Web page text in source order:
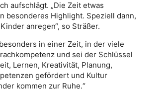
aufschlägt. „Die Zeit etwas
besonderes Highlight. Speziell dann,
anregen“, so Sträßer.
in einer Zeit, in der viele
und sei der Schlüssel
Lernen, Kreativität, Planung,
gefördert und Kultur
kommen zur Ruhe.“